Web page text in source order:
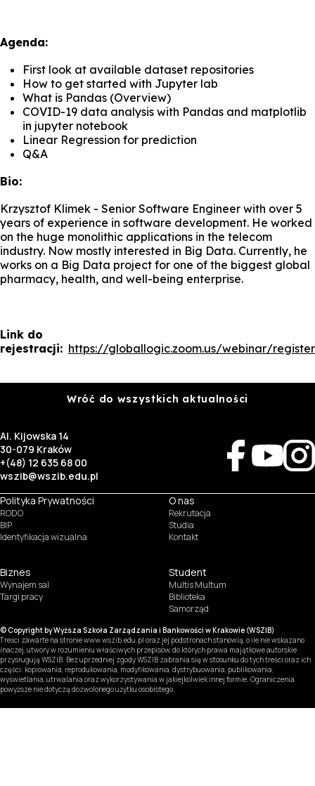
Agenda:
First look at available dataset repositories
How to get started with Jupyter lab
What is Pandas (Overview)
COVID-19 data analysis with Pandas and matplotlib
in jupyter notebook
Linear Regression for prediction
Q&A
Bio:
Krzysztof Klimek - Senior Software Engineer with over 5
years of experience in software development. He worked
on the huge monolithic applications in the telecom
industry. Now mostly interested in Big Data. Currently, he
works on a Big Data project for one of the biggest global
pharmacy, health, and well-being enterprise.
Link do
rejestracji: https://globallogic.zoom.us/webinar/
Wróć do wszystkich aktualności
Al. Kijowska 14
30-079 Kraków
+(48) 12 635 68 00
wszib@wszib.edu.pl
Polityka Prywatności
RODO
BIP
Identyfikacja wizualna
O nas
Rekrutacja
Studia
Kontakt
Biznes
Wynajem sal
Targi pracy
Student
Multis Multum
Biblioteka
Samorząd
© Copyright by Wyższa Szkoła Zarządzania i Bankowości w Krakowie (WSZIB)
Treści zawarte na stronie www.wszib.edu.pl oraz jej podstronach stanowią, o ile nie wskazano
inaczej, utwory w rozumieniu właściwych przepisów, do których prawa majątkowe autorskie
przysługują WSZIB. Bez uprzedniej zgody WSZIB zabrania się w stosunku do tych treści oraz ich
części: kopiowania, reprodukowania, modyfikowania, dystrybuowania, publikowania,
wyświetlania, utrwalania oraz wykorzystywania w jakiejkolwiek innej formie. Ograniczenia
powyższe nie dotyczą dozwolonego użytku osobistego.